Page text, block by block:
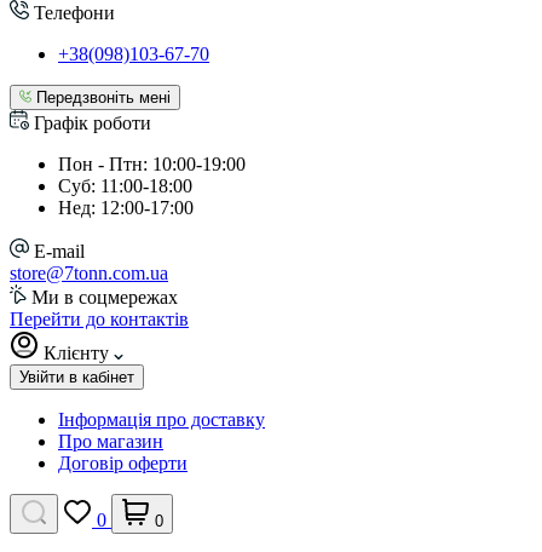
Телефони
+38(098)103-67-70
Передзвоніть мені
Графік роботи
Пон - Птн: 10:00-19:00
Суб: 11:00-18:00
Нед: 12:00-17:00
E-mail
store@7tonn.com.ua
Ми в соцмережах
Перейти до контактів
Клієнту
Увійти в кабінет
Інформація про доставку
Про магазин
Договір оферти
0 0